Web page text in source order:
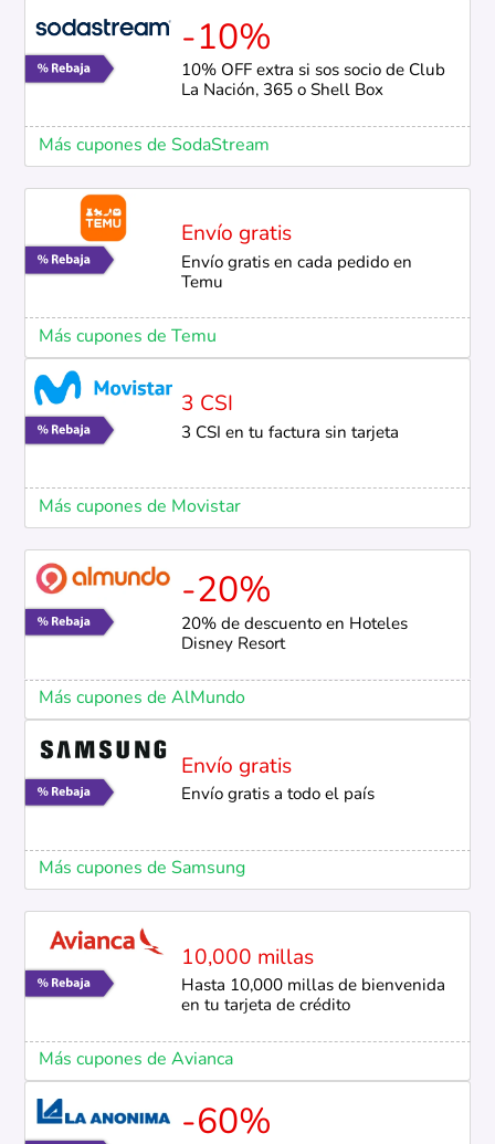
-10%
10% OFF extra si sos socio de Club
La Nación, 365 o Shell Box
Más cupones de SodaStream
Envío gratis
Envío gratis en cada pedido en
Temu
Más cupones de Temu
3 CSI
3 CSI en tu factura sin tarjeta
Más cupones de Movistar
-20%
20% de descuento en Hoteles
Disney Resort
Más cupones de AlMundo
Envío gratis
Envío gratis a todo el país
Más cupones de Samsung
10,000 millas
Hasta 10,000 millas de bienvenida
en tu tarjeta de crédito
Más cupones de Avianca
-60%